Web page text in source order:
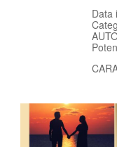
Data